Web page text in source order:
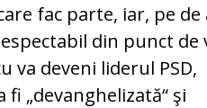
fac parte, iar, pe de
din punct de
va deveni liderul PSD,
„devanghelizată“ şi